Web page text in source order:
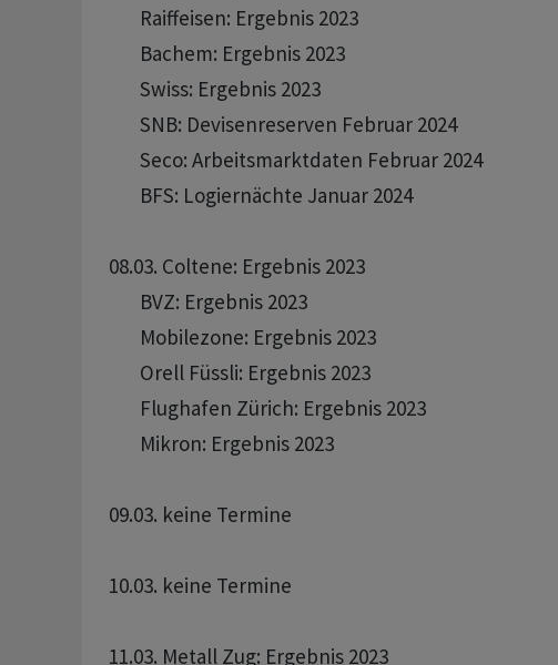
       Raiffeisen: Ergebnis 2023
       Bachem: Ergebnis 2023
       Swiss: Ergebnis 2023
       SNB: Devisenreserven Februar 2024
       Seco: Arbeitsmarktdaten Februar 2024
       BFS: Logiernächte Januar 2024
08.03. Coltene: Ergebnis 2023
       BVZ: Ergebnis 2023
       Mobilezone: Ergebnis 2023
       Orell Füssli: Ergebnis 2023
       Flughafen Zürich: Ergebnis 2023
       Mikron: Ergebnis 2023
09.03. keine Termine
10.03. keine Termine
11.03. Metall Zug: Ergebnis 2023